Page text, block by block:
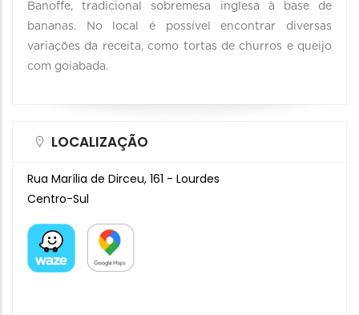
Banoffe, tradicional sobremesa inglesa à base de
bananas. No local é possível encontrar diversas
variações da receita, como tortas de churros e queijo
com goiabada.
LOCALIZAÇÃO
Rua Marília de Dirceu, 161 - Lourdes
Centro-Sul